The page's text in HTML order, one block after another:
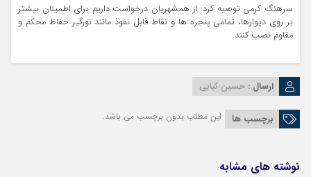
سرهنگ کرمی توصیه کرد: از همشهریان درخواست داریم برای اطمینان بیشتر
بر روی دیوارها، تمامی پنجره ها و نقاط قابل نفوذ مانند نورگیر حفاظ محکم و
مقاوم نصب کنند.
ارسال : حسین کبابی
برچسب ها این مطلب بدون برچسب می باشد.
نوشته های مشابه